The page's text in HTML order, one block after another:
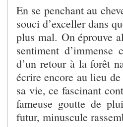
En se penchant au
souci d’exceller dans
plus mal. On éprouve
sentiment
d’un retour à la forêt
écrire encore au lieu
sa vie, ce fascinant
fameuse goutte de
futur, minuscule